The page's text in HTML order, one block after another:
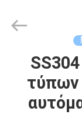
ΣΠΊΤΙ
Protection
Group
τύπων